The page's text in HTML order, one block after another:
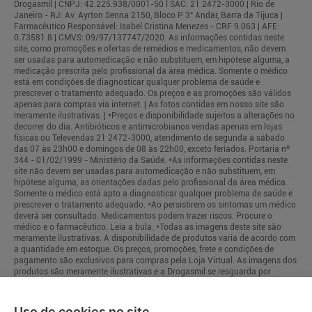
Drogasmil | CNPJ: 42.225.938/0001-50 l SAC: 21 2472-3000 | Rio de
Janeiro - RJ: Av. Ayrton Senna 2150, Bloco P 3° Andar, Barra da Tijuca |
Farmacêutico Responsável: Isabel Cristina Menezes - CRF 9.063 | AFE:
0.73581.8 | CMVS: 09/97/137747/2020. As informações contidas neste
site, como promoções e ofertas de remédios e medicamentos, não devem
ser usadas para automedicação e não substituem, em hipótese alguma, a
medicação prescrita pelo profissional da área médica. Somente o médico
está em condições de diagnosticar qualquer problema de saúde e
prescrever o tratamento adequado. Os preços e as promoções são válidos
apenas para compras via internet. | As fotos contidas em nosso site são
meramente ilustrativas. | *Preços e disponibilidade sujeitos a alterações no
decorrer do dia. Antibióticos e antimicrobianos vendas apenas em lojas
físicas ou Televendas 21 2472-3000, atendimento de segunda à sábado
das 07 às 23h00 e domingos de 08 às 22h00, exceto feriados. Portaria nº
344 - 01/02/1999 - Ministério da Saúde. *As informações contidas neste
site não devem ser usadas para automedicação e não substituem, em
hipótese alguma, as orientações dadas pelo profissional da área médica.
Somente o médico está apto a diagnosticar qualquer problema de saúde e
prescrever o tratamento adequado. *Ao persistirem os sintomas um médico
deverá ser consultado. Medicamentos podem trazer riscos. Procure o
médico e o farmacêutico. Leia a bula. *Todas as imagens deste site são
meramente ilustrativas. A disponibilidade de produtos varia de acordo com
a quantidade em estoque. Os preços, promoções, frete e condições de
pagamento são exclusivos para compras pela Loja Virtual. As imagens dos
produtos são meramente ilustrativas e a Drogasmil se resguarda por